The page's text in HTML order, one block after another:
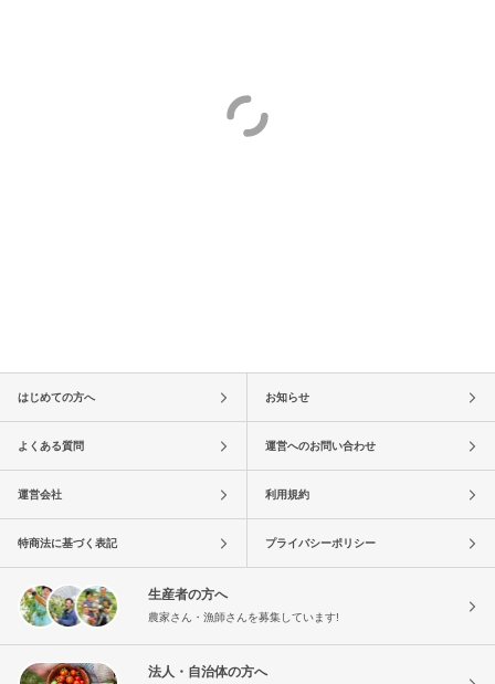
はじめての方へ お知らせ
よくある質問 運営へのお問い合わせ
運営会社 利用規約
特商法に基づく表記 プライバシーポリシー
生産者の方へ
農家さん・漁師さんを募集しています!
法人・自治体の方へ